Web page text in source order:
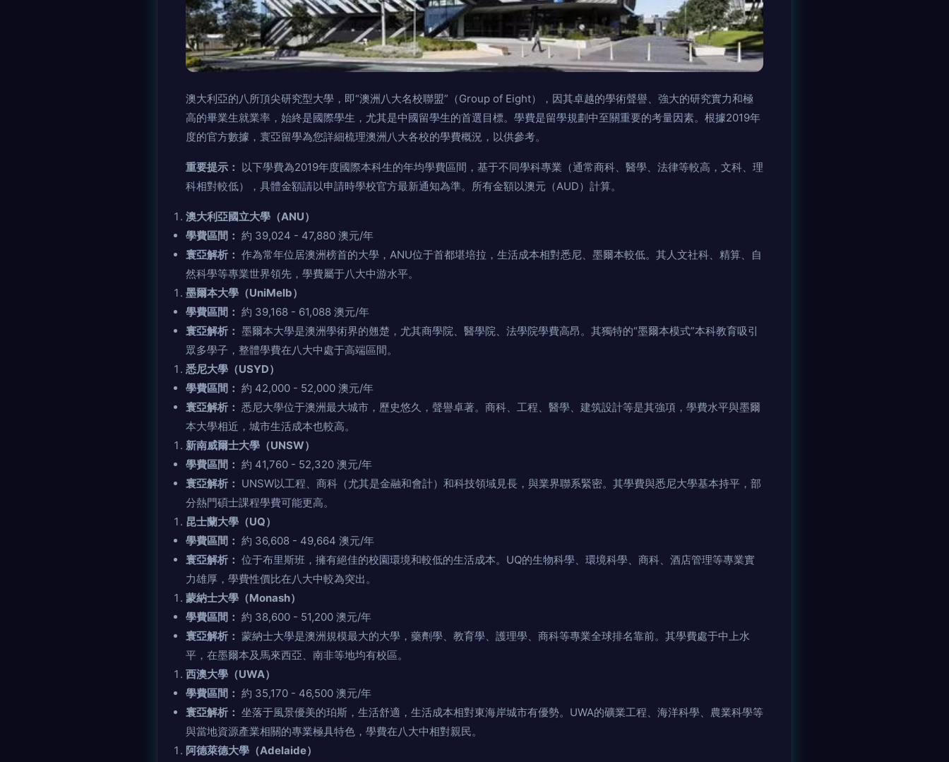
澳大利亞的八所頂尖研究型大學，即“澳洲八大名校聯盟”（Group of Eight），因其卓越的學術聲譽、強大的研究實力和極
高的畢業生就業率，始終是國際學生，尤其是中國留學生的首選目標。學費是留學規劃中至關重要的考量因素。根據2019年
度的官方數據，寰亞留學為您詳細梳理澳洲八大各校的學費概況，以供參考。
重要提示：
以下學費為2019年度國際本科生的年均學費區間，基于不同學科專業（通常商科、醫學、法律等較高，文科、理
科相對較低），具體金額請以申請時學校官方最新通知為準。所有金額以澳元（AUD）計算。
澳大利亞國立大學（ANU）
學費區間： 約 39,024 - 47,880 澳元/年
寰亞解析： 作為常年位居澳洲榜首的大學，ANU位于首都堪培拉，生活成本相對悉尼、墨爾本較低。其人文社科、精算、自
然科學等專業世界領先，學費屬于八大中游水平。
墨爾本大學（UniMelb）
學費區間： 約 39,168 - 61,088 澳元/年
寰亞解析： 墨爾本大學是澳洲學術界的翹楚，尤其商學院、醫學院、法學院學費高昂。其獨特的“墨爾本模式”本科教育吸引
眾多學子，整體學費在八大中處于高端區間。
悉尼大學（USYD）
學費區間： 約 42,000 - 52,000 澳元/年
寰亞解析： 悉尼大學位于澳洲最大城市，歷史悠久，聲譽卓著。商科、工程、醫學、建筑設計等是其強項，學費水平與墨爾
本大學相近，城市生活成本也較高。
新南威爾士大學（UNSW）
學費區間： 約 41,760 - 52,320 澳元/年
寰亞解析： UNSW以工程、商科（尤其是金融和會計）和科技領域見長，與業界聯系緊密。其學費與悉尼大學基本持平，部
分熱門碩士課程學費可能更高。
昆士蘭大學（UQ）
學費區間： 約 36,608 - 49,664 澳元/年
寰亞解析： 位于布里斯班，擁有絕佳的校園環境和較低的生活成本。UQ的生物科學、環境科學、商科、酒店管理等專業實
力雄厚，學費性價比在八大中較為突出。
蒙納士大學（Monash）
學費區間： 約 38,600 - 51,200 澳元/年
寰亞解析： 蒙納士大學是澳洲規模最大的大學，藥劑學、教育學、護理學、商科等專業全球排名靠前。其學費處于中上水
平，在墨爾本及馬來西亞、南非等地均有校區。
西澳大學（UWA）
學費區間： 約 35,170 - 46,500 澳元/年
寰亞解析： 坐落于風景優美的珀斯，生活舒適，生活成本相對東海岸城市有優勢。UWA的礦業工程、海洋科學、農業科學等
與當地資源產業相關的專業極具特色，學費在八大中相對親民。
阿德萊德大學（Adelaide）